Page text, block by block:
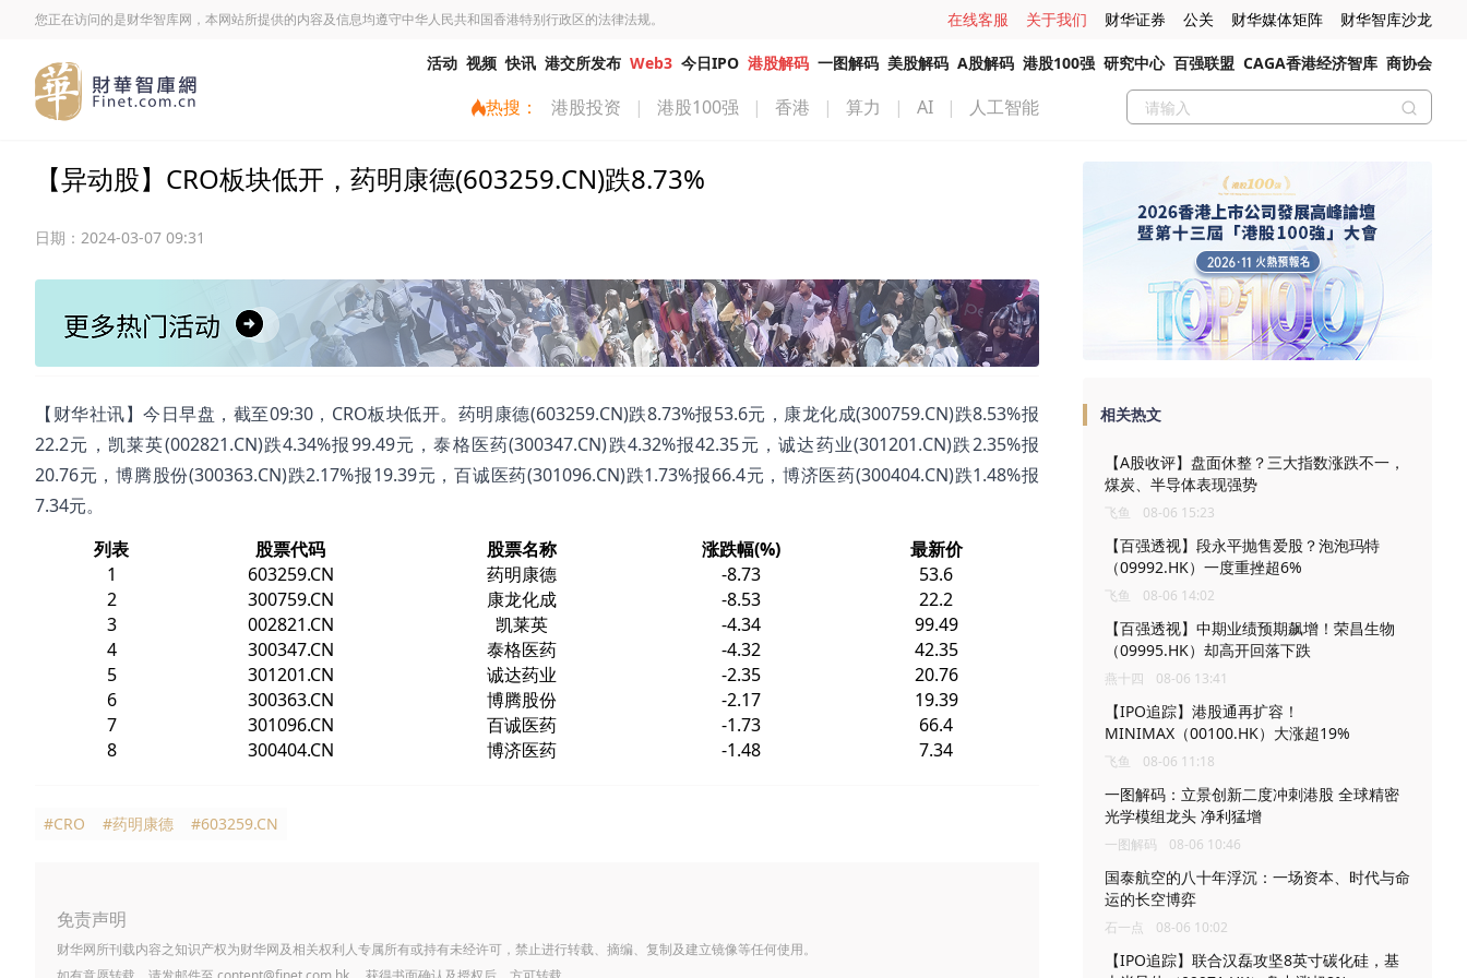
您正在访问的是财华智库网，本网站所提供的内容及信息均遵守中华人民共和国香港特别行政区的法律法规。 在线客服 关于我们 财华证券 公关 财华媒体矩阵 财华智库沙龙
活动 视频 快讯 港交所发布 Web3 今日IPO 港股解码 一图解码 美股解码 A股解码 港股100强 研究中心 百强联盟 CAGA香港经济智库 商协会
热搜： 港股投资 | 港股100强 | 香港 | 算力 | AI | 人工智能
【异动股】CRO板块低开，药明康德(603259.CN)跌8.73%
日期： 2024-03-07 09:31
【财华社讯】今日早盘，截至09:30，CRO板块低开。药明康德(603259.CN)跌8.73%报53.6元，康龙化成(300759.CN)跌8.53%报
22.2元，凯莱英(002821.CN)跌4.34%报99.49元，泰格医药(300347.CN)跌4.32%报42.35元，诚达药业(301201.CN)跌2.35%报
20.76元，博腾股份(300363.CN)跌2.17%报19.39元，百诚医药(301096.CN)跌1.73%报66.4元，博济医药(300404.CN)跌1.48%报
7.34元。
列表
股票代码 股票名称 涨跌幅(%)
最新价
1
603259.CN 药明康德 -8.73
53.6
2
300759.CN 康龙化成 -8.53
22.2
3
002821.CN 凯莱英 -4.34
99.49
4
300347.CN 泰格医药 -4.32
42.35
5
301201.CN 诚达药业 -2.35
20.76
6
300363.CN 博腾股份 -2.17
19.39
7
301096.CN 百诚医药 -1.73
66.4
8
300404.CN 博济医药 -1.48 7.34
#CRO #药明康德 #603259.CN
免责声明
财华网所刊载内容之知识产权为财华网及相关权利人专属所有或持有未经许可，禁止进行转载、摘编、复制及建立镜像等任何使用。
相关热文
【A股收评】盘面休整？三大指数涨跌不一，
煤炭、半导体表现强势
飞鱼 08-06 15:23
【百强透视】段永平抛售爱股？泡泡玛特
（09992.HK）一度重挫超6%
飞鱼 08-06 14:02
【百强透视】中期业绩预期飙增！荣昌生物
（09995.HK）却高开回落下跌
燕十四 08-06 13:41
【IPO追踪】港股通再扩容！
MINIMAX（00100.HK）大涨超19%
飞鱼 08-06 11:18
一图解码：立景创新二度冲刺港股 全球精密
光学模组龙头 净利猛增
一图解码 08-06 10:46
国泰航空的八十年浮沉：一场资本、时代与命
运的长空博弈
石一点 08-06 10:02
【IPO追踪】联合汉磊攻坚8英寸碳化硅，基